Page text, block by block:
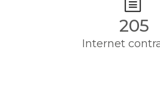
205
Internet